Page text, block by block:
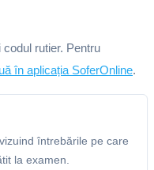
rutier. Pentru
în aplicația SoferOnline.
întrebările pe care
la examen.